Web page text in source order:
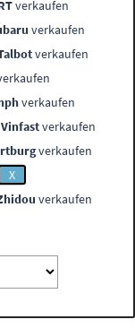
verkaufen
verkaufen
verkaufen
verkaufen
Vinfastverkaufen
verkaufen
X
verkaufen